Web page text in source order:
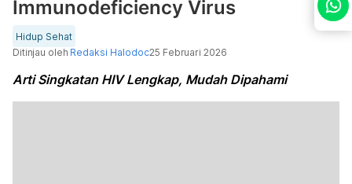
Immunodeficiency Virus
Hidup Sehat
Ditinjau oleh Redaksi Halodoc25 Februari 2026
Arti Singkatan HIV Lengkap, Mudah Dipahami